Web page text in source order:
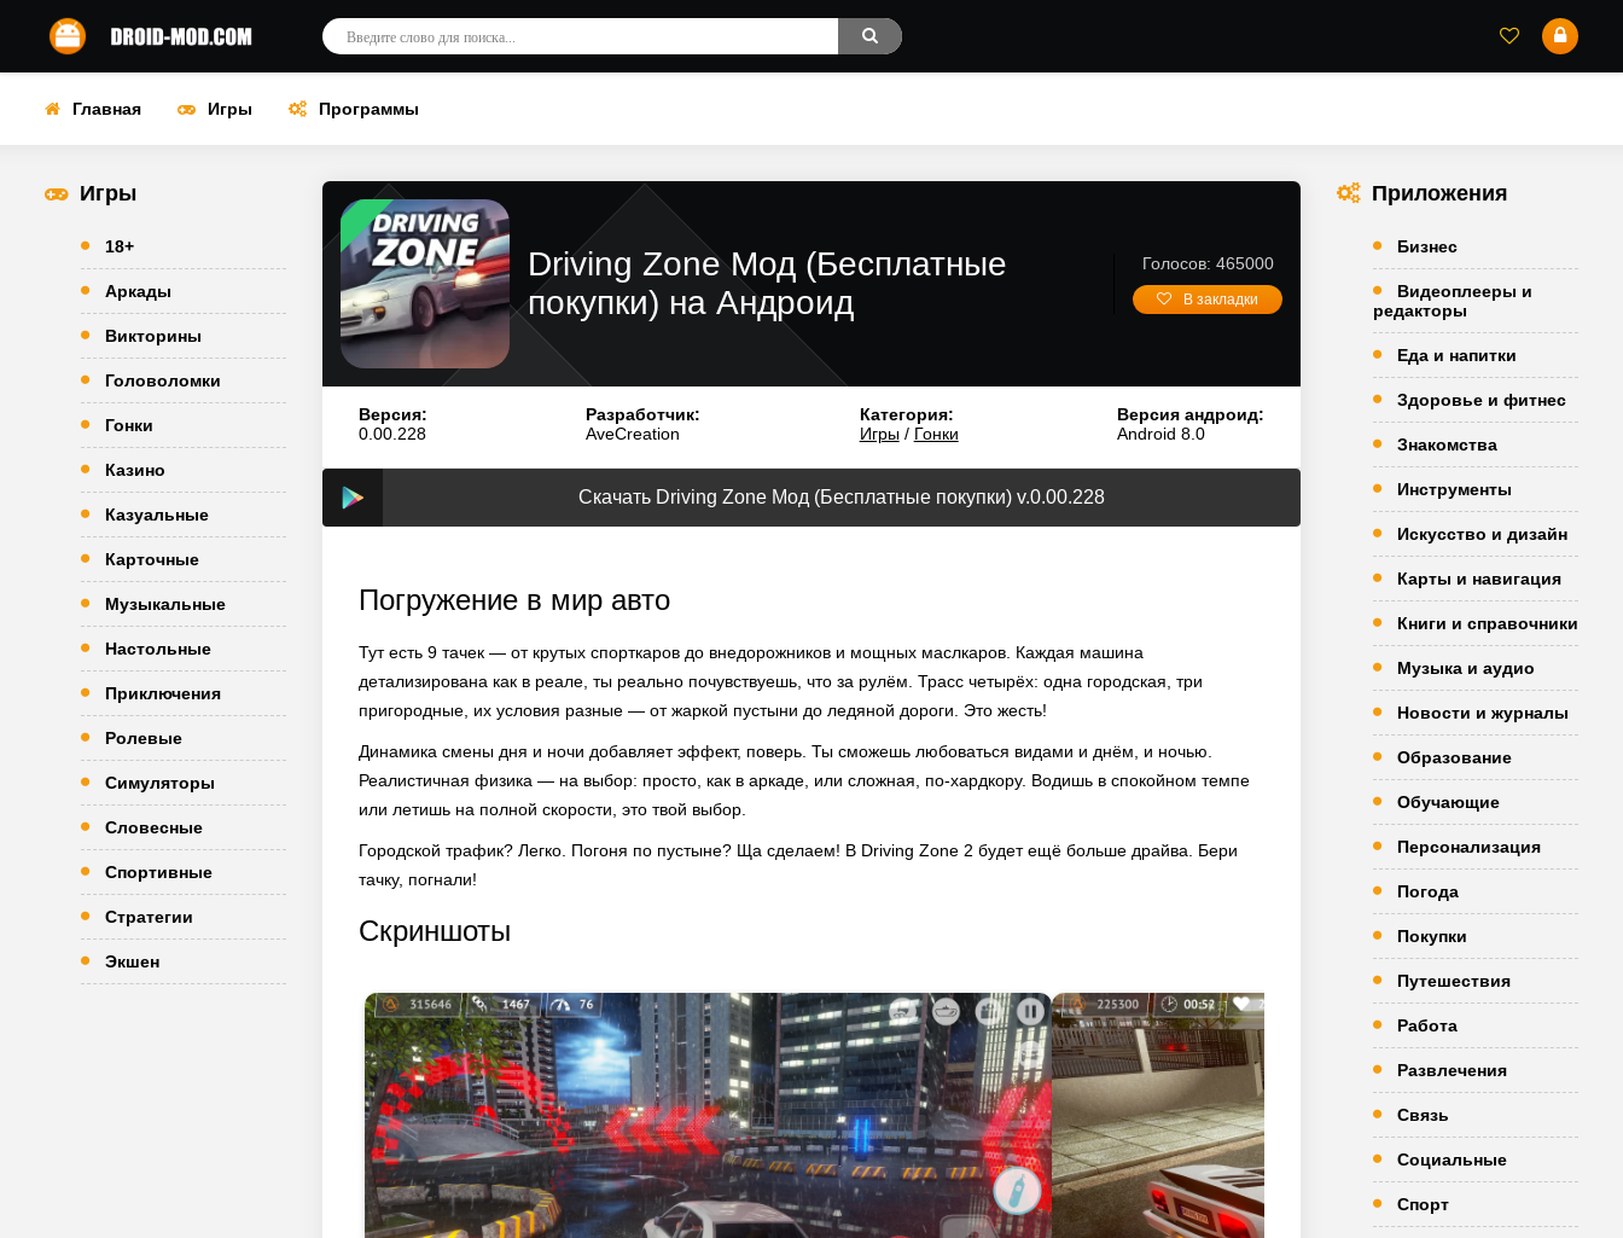
Главная Игры Программы
Игры
18+
Аркады
Викторины
Головоломки
Гонки
Казино
Казуальные
Карточные
Музыкальные
Настольные
Приключения
Ролевые
Симуляторы
Словесные
Спортивные
Стратегии
Экшен
Driving Zone Мод (Бесплатные
покупки) на Андроид
Голосов: 465000
В закладки
Версия:
0.00.228
Разработчик:
AveCreation
Категория:
Игры/ Гонки
Версия андроид:
Android 8.0
Скачать Driving Zone Мод (Бесплатные покупки) v.0.00.228
Погружение в мир авто
Тут есть 9 тачек — от крутых спорткаров до внедорожников и мощных маслкаров. Каждая машина
детализирована как в реале, ты реально почувствуешь, что за рулём. Трасс четырёх: одна городская, три
пригородные, их условия разные — от жаркой пустыни до ледяной дороги. Это жесть!
Динамика смены дня и ночи добавляет эффект, поверь. Ты сможешь любоваться видами и днём, и ночью.
Реалистичная физика — на выбор: просто, как в аркаде, или сложная, по-хардкору. Водишь в спокойном темпе
или летишь на полной скорости, это твой выбор.
Городской трафик? Легко. Погоня по пустыне? Ща сделаем! В Driving Zone 2 будет ещё больше драйва. Бери
тачку, погнали!
Скриншоты
Приложения
Бизнес
Видеоплееры и
редакторы
Еда и напитки
Здоровье и фитнес
Знакомства
Инструменты
Искусство и дизайн
Карты и навигация
Книги и справочники
Музыка и аудио
Новости и журналы
Образование
Обучающие
Персонализация
Погода
Покупки
Путешествия
Работа
Развлечения
Связь
Социальные
Спорт